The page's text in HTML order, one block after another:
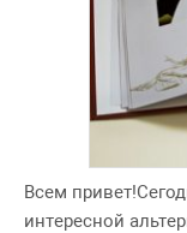
Всем
интересной